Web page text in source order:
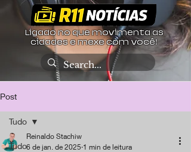
Ligado no que movimenta as
cidades e mexe com você!
Post
Tudo
Tudo
Reinaldo Stachiw
6 de jan. de 2025 1 min de leitura